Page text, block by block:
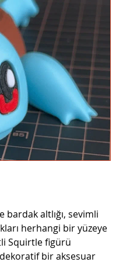
altlığı, sevimli
herhangi bir yüzeye
Squirtle figürü
bir aksesuar